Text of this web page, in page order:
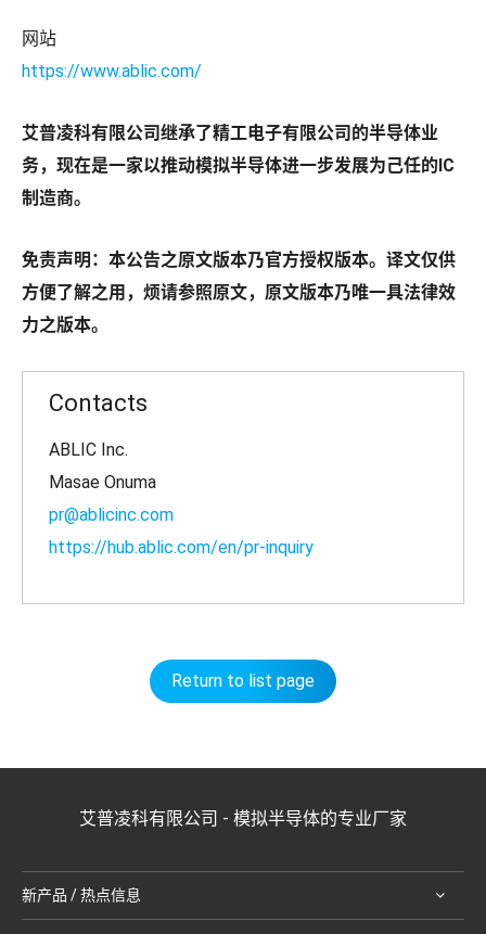
网站
https://www.ablic.com/
艾普凌科有限公司继承了精工电子有限公司的半导体业
务，现在是一家以推动模拟半导体进一步发展为己任的IC
制造商。
免责声明：本公告之原文版本乃官方授权版本。译文仅供
方便了解之用，烦请参照原文，原文版本乃唯一具法律效
力之版本。
Contacts
ABLIC Inc.
Masae Onuma
pr@ablicinc.com
https://hub.ablic.com/en/pr-inquiry
Return to list page
艾普凌科有限公司 - 模拟半导体的专业厂家
新产品 / 热点信息